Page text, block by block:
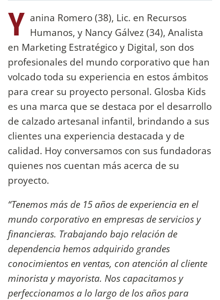
Y anina Romero (38), Lic. en Recursos
Humanos, y Nancy Gálvez (34), Analista
en Marketing Estratégico y Digital, son dos
profesionales del mundo corporativo que han
volcado toda su experiencia en estos ámbitos
para crear su proyecto personal. Glosba Kids
es una marca que se destaca por el desarrollo
de calzado artesanal infantil, brindando a sus
clientes una experiencia destacada y de
calidad. Hoy conversamos con sus fundadoras
quienes nos cuentan más acerca de su
proyecto.
“Tenemos más de 15 años de experiencia en el
mundo corporativo en empresas de servicios y
financieras. Trabajando bajo relación de
dependencia hemos adquirido grandes
conocimientos en ventas, con atención al cliente
minorista y mayorista. Nos capacitamos y
perfeccionamos a lo largo de los años para